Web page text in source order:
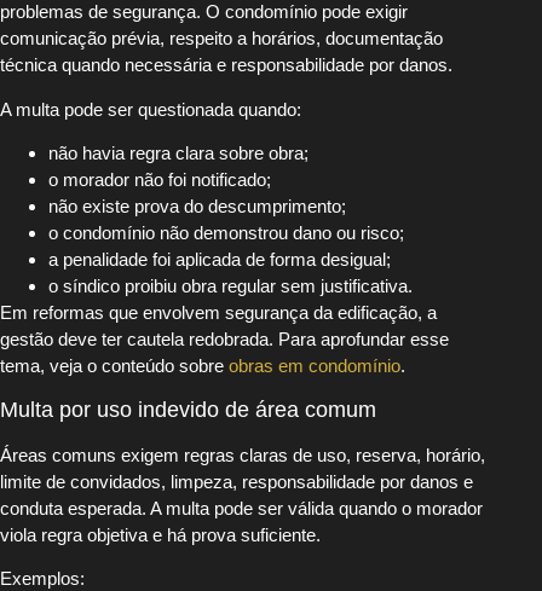
problemas de segurança. O condomínio pode exigir
comunicação prévia, respeito a horários, documentação
técnica quando necessária e responsabilidade por danos.
A multa pode ser questionada quando:
não havia regra clara sobre obra;
o morador não foi notificado;
não existe prova do descumprimento;
o condomínio não demonstrou dano ou risco;
a penalidade foi aplicada de forma desigual;
o síndico proibiu obra regular sem justificativa.
Em reformas que envolvem segurança da edificação, a
gestão deve ter cautela redobrada. Para aprofundar esse
tema, veja o conteúdo sobre obras em condomínio.
Multa por uso indevido de área comum
Áreas comuns exigem regras claras de uso, reserva, horário,
limite de convidados, limpeza, responsabilidade por danos e
conduta esperada. A multa pode ser válida quando o morador
viola regra objetiva e há prova suficiente.
Exemplos: